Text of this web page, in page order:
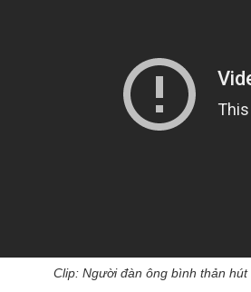
Clip: Người đàn ông bình thản